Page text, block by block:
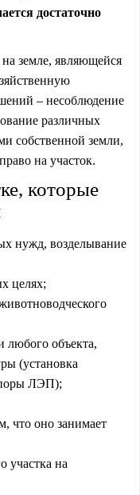
достаточно
земле, являющейся
– несоблюдение
различных
собственной земли,
на участок.
которые
нужд, возделывание
целях;
любого объекта,
(установка
ЛЭП);
что оно занимает
участка на